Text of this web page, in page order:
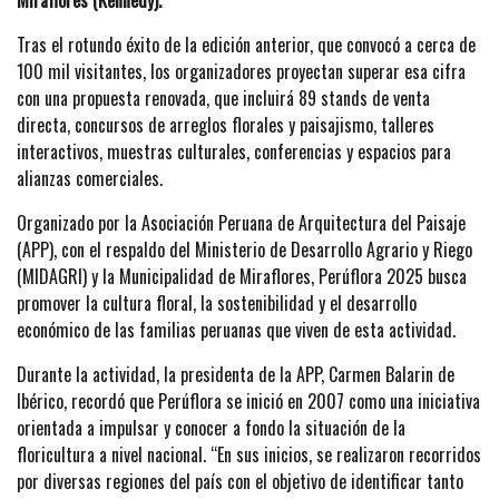
Tras el rotundo éxito de la edición anterior, que convocó a cerca de
100 mil visitantes, los organizadores proyectan superar esa cifra
con una propuesta renovada, que incluirá 89 stands de venta
directa, concursos de arreglos florales y paisajismo, talleres
interactivos, muestras culturales, conferencias y espacios para
alianzas comerciales.
Organizado por la Asociación Peruana de Arquitectura del Paisaje
(APP), con el respaldo del Ministerio de Desarrollo Agrario y Riego
(MIDAGRI) y la Municipalidad de Miraflores, Perúflora 2025 busca
promover la cultura floral, la sostenibilidad y el desarrollo
económico de las familias peruanas que viven de esta actividad.
Durante la actividad, la presidenta de la APP, Carmen Balarin de
Ibérico, recordó que Perúflora se inició en 2007 como una iniciativa
orientada a impulsar y conocer a fondo la situación de la
floricultura a nivel nacional. “En sus inicios, se realizaron recorridos
por diversas regiones del país con el objetivo de identificar tanto